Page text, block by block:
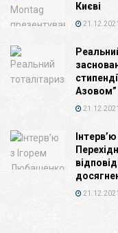
Києві
21.12.2021
Азовом”
21.12.2021
21.12.2021